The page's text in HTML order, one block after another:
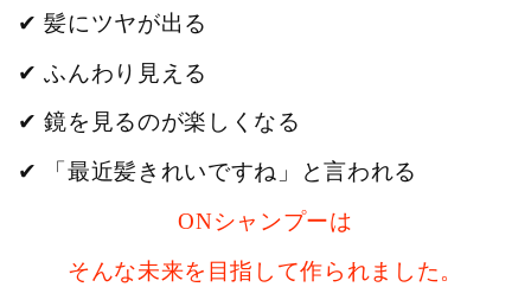
✔ 髪にツヤが出る
✔ ふんわり見える
✔ 鏡を見るのが楽しくなる
✔ 「最近髪きれいですね」と言われる
ONシャンプーは
そんな未来を目指して作られました。